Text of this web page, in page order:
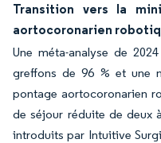
Transition vers la
aortocoronarien
Une méta-analyse de
greffons de 96 % et une
pontage aortocoronarien
de séjour réduite de deux
introduits par Intuitive